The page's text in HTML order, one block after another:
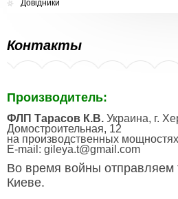
Довідники
Контакты
Производитель:
ФЛП Тарасов К.В. Украина, г.
Домостроительная, 12
на производственных мощностях
E-mail: gileya.t@gmail.com
Во время войны отправляем
Киеве.